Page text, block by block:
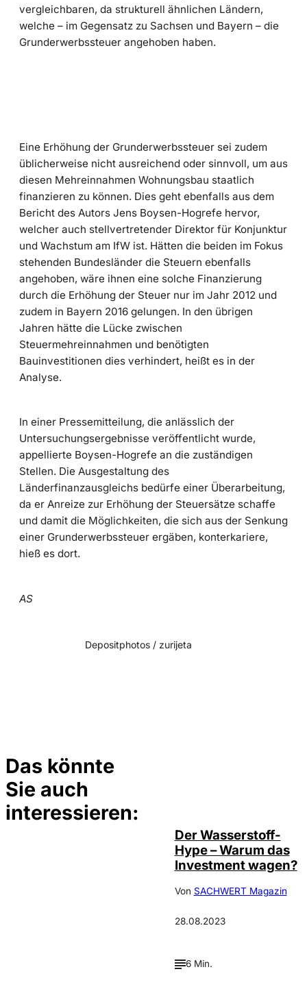
vergleichbaren, da strukturell ähnlichen Ländern,
welche – im Gegensatz zu Sachsen und Bayern – die
Grunderwerbssteuer angehoben haben.
Eine Erhöhung der Grunderwerbssteuer sei zudem
üblicherweise nicht ausreichend oder sinnvoll, um aus
diesen Mehreinnahmen Wohnungsbau staatlich
finanzieren zu können. Dies geht ebenfalls aus dem
Bericht des Autors Jens Boysen-Hogrefe hervor,
welcher auch stellvertretender Direktor für Konjunktur
und Wachstum am IfW ist. Hätten die beiden im Fokus
stehenden Bundesländer die Steuern ebenfalls
angehoben, wäre ihnen eine solche Finanzierung
durch die Erhöhung der Steuer nur im Jahr 2012 und
zudem in Bayern 2016 gelungen. In den übrigen
Jahren hätte die Lücke zwischen
Steuermehreinnahmen und benötigten
Bauinvestitionen dies verhindert, heißt es in der
Analyse.
In einer Pressemitteilung, die anlässlich der
Untersuchungsergebnisse veröffentlicht wurde,
appellierte Boysen-Hogrefe an die zuständigen
Stellen. Die Ausgestaltung des
Länderfinanzausgleichs bedürfe einer Überarbeitung,
da er Anreize zur Erhöhung der Steuersätze schaffe
und damit die Möglichkeiten, die sich aus der Senkung
einer Grunderwerbssteuer ergäben, konterkariere,
hieß es dort.
AS
Depositphotos / zurijeta
Das könnte
Sie auch
interessieren:
Der Wasserstoff-
Hype – Warum das
Investment wagen?
Von SACHWERT Magazin
28.08.2023
6 Min.